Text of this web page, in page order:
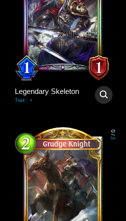
Legendary Skeleton
Trait : -
0
/
3